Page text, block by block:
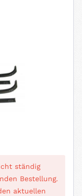
ständig
Bestellung.
aktuellen